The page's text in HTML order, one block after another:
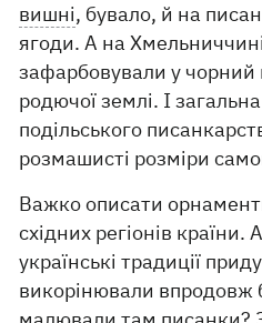
вишні, бувало, й на
ягоди. А на
зафарбовували у чорний
родючої землі. І
подільського
розмашисті розміри
Важко описати
східних регіонів
українські традиції
викорінювали впродовж